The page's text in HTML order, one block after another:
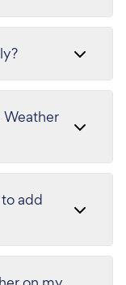
Weather
add